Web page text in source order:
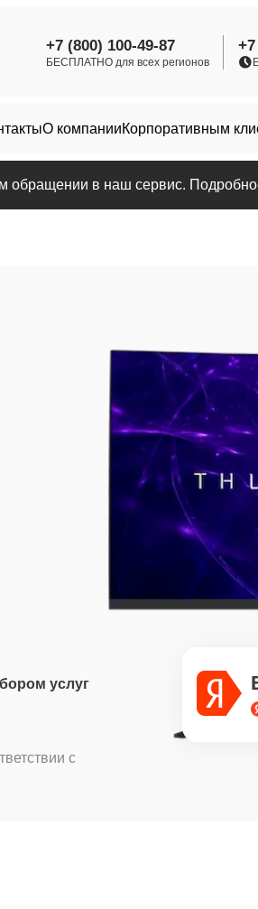
+7 (800) 100-49-87
БЕСПЛАТНО для всех регионов
О компанииКорпоративным
обращении в наш сервис.
услуг
с